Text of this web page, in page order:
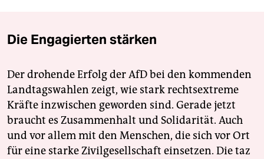
Die Engagierten stärken
Der drohende Erfolg der AfD bei den kommenden
Landtagswahlen zeigt, wie stark rechtsextreme
Kräfte inzwischen geworden sind. Gerade jetzt
braucht es Zusammenhalt und Solidarität. Auch
und vor allem mit den Menschen, die sich vor Ort
für eine starke Zivilgesellschaft einsetzen. Die taz